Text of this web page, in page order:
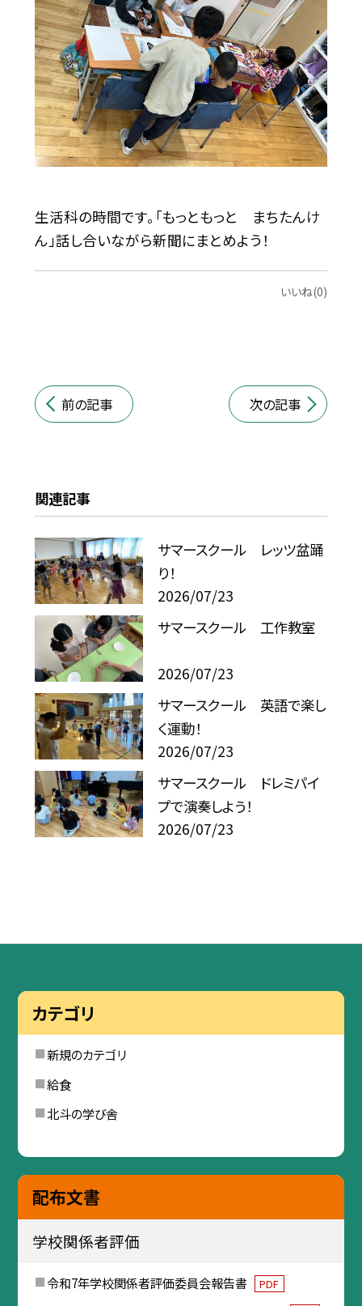
生活科の時間です。「もっともっと まちたんけ
ん」話し合いながら新聞にまとめよう！
いいね(0)
前の記事 次の記事
関連記事
サマースクール レッツ盆踊
り！
2026/07/23
サマースクール 工作教室
2026/07/23
サマースクール 英語で楽し
く運動！
2026/07/23
サマースクール ドレミパイ
プで演奏しよう！
2026/07/23
カテゴリ
新規のカテゴリ
給食
北斗の学び舎
配布文書
学校関係者評価
令和7年学校関係者評価委員会報告書 PDF